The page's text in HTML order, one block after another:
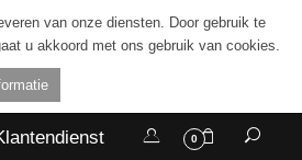
van onze diensten. Door gebruik te
u akkoord met ons gebruik van cookies.
0